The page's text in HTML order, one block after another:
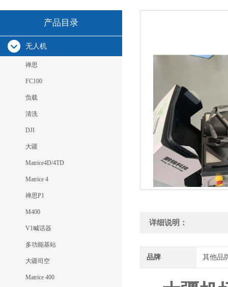
产品目录
无人机
禅思
FC100
负载
清洗
DJI
大疆
Matrice4D/4TD
Matrice 4
禅思P1
M400
V1喊话器
多功能基站
大疆司空
Matrice 400
详细说明：
品牌 其他品